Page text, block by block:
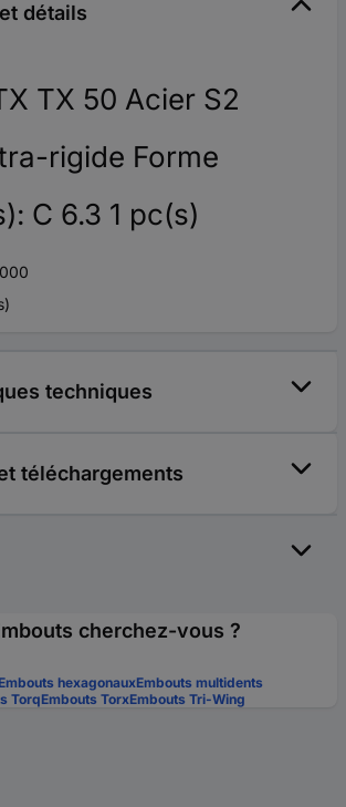
détails
TX 50 Acier S2
rigide Forme
C 6.3 1 pc(s)
techniques
téléchargements
cherchez-vous ?
Embouts hexagonauxEmbouts multidents
TorqEmbouts TorxEmbouts Tri-Wing